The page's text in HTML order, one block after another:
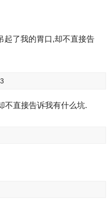
起了我的胃口,却不直接告
不直接告诉我有什么坑.